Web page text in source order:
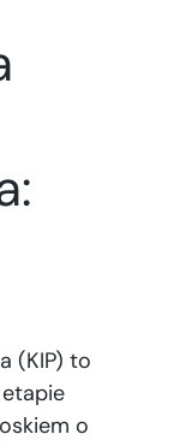
(KIP) to
o